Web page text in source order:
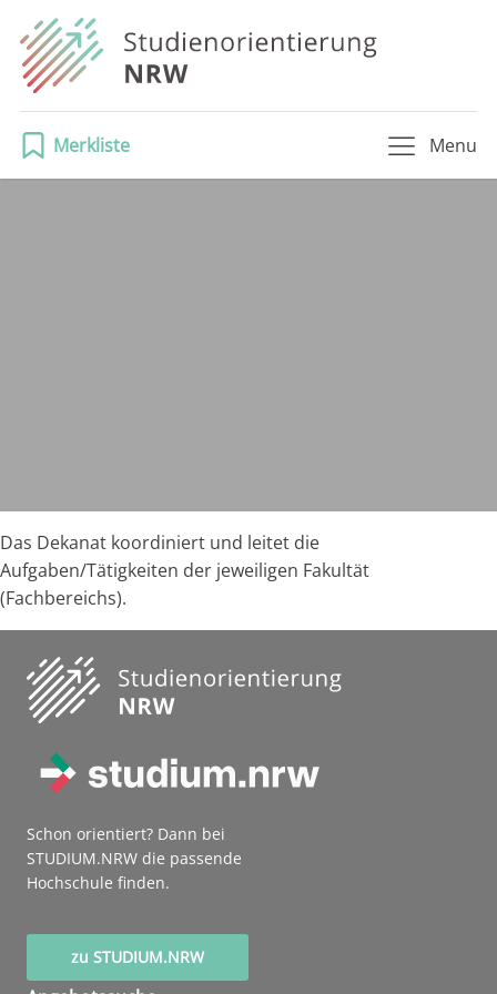
Merkliste Menu
Das Dekanat koordiniert und leitet die
Aufgaben/Tätigkeiten der jeweiligen Fakultät
(Fachbereichs).
Schon orientiert? Dann bei
STUDIUM.NRW die passende
Hochschule finden.
zu STUDIUM.NRW